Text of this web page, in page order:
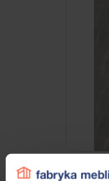
Egger -